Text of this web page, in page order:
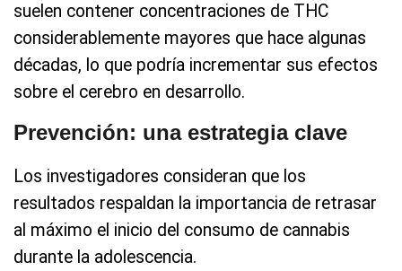
suelen contener concentraciones de THC
considerablemente mayores que hace algunas
décadas, lo que podría incrementar sus efectos
sobre el cerebro en desarrollo.
Prevención: una estrategia clave
Los investigadores consideran que los
resultados respaldan la importancia de retrasar
al máximo el inicio del consumo de cannabis
durante la adolescencia.